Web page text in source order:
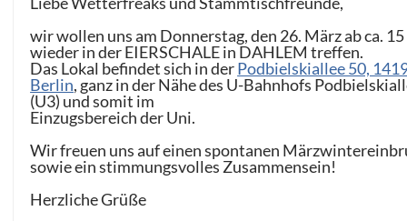
wir wollen uns am Donnerstag, den 26. März ab ca.
wieder in der EIERSCHALE in DAHLEM treffen.
Das Lokal befindet sich in derPodbielskiallee 50,
Berlin, ganz in der Nähe des U-Bahnhofs
(U3) und somit im
Einzugsbereich der Uni.
Wir freuen uns auf einen spontanen
sowie ein stimmungsvolles Zusammensein!
Herzliche Grüße